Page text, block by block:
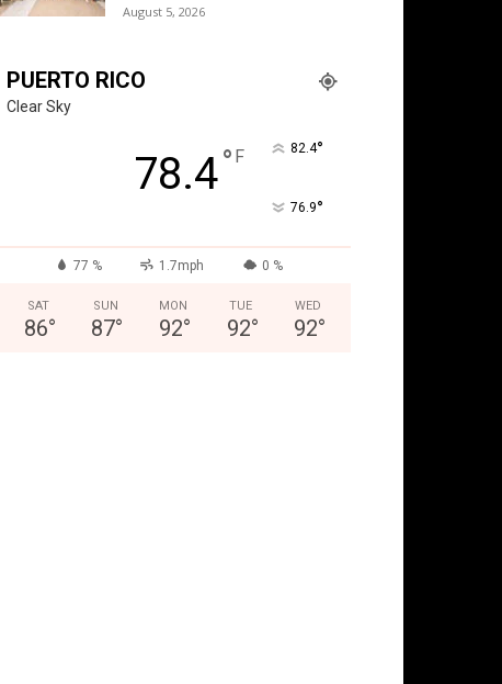
August 5, 2026
PUERTO RICO
Clear Sky
78.4° F 82.4°
76.9°
77 % 1.7mph 0 %
SAT
86°
SUN
87°
MON
92°
TUE
92°
WED
92°